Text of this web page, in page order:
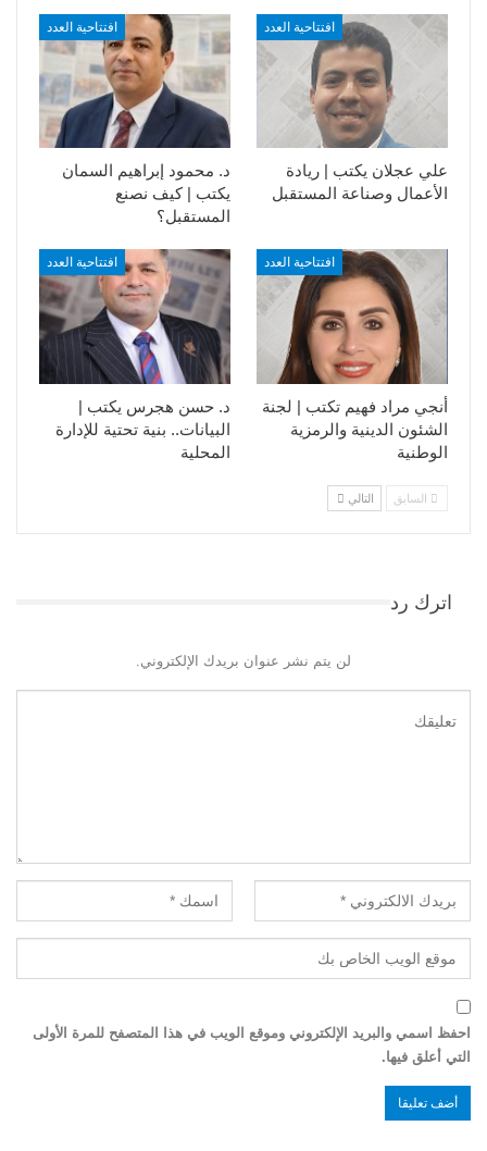
افتتاحية العدد
د. محمود إبراهيم السمان
يكتب | كيف نصنع
المستقبل؟
افتتاحية العدد
علي عجلان يكتب | ريادة
الأعمال وصناعة المستقبل
افتتاحية العدد
د. حسن هجرس يكتب |
البيانات.. بنية تحتية للإدارة
المحلية
افتتاحية العدد
أنجي مراد فهيم تكتب | لجنة
الشئون الدينية والرمزية
الوطنية
السابق التالي
اترك رد
لن يتم نشر عنوان بريدك الإلكتروني.
احفظ اسمي والبريد الإلكتروني وموقع الويب في هذا المتصفح للمرة الأولى
التي أعلق فيها.